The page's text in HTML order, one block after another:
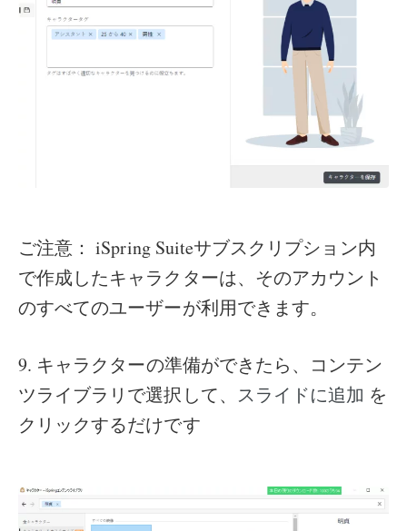
ご注意： iSpring Suiteサブスクリプション内
で作成したキャラクターは、そのアカウント
のすべてのユーザーが利用できます。
9. キャラクターの準備ができたら、コンテン
ツライブラリで選択して、
スライドに追加 を
クリックするだけです